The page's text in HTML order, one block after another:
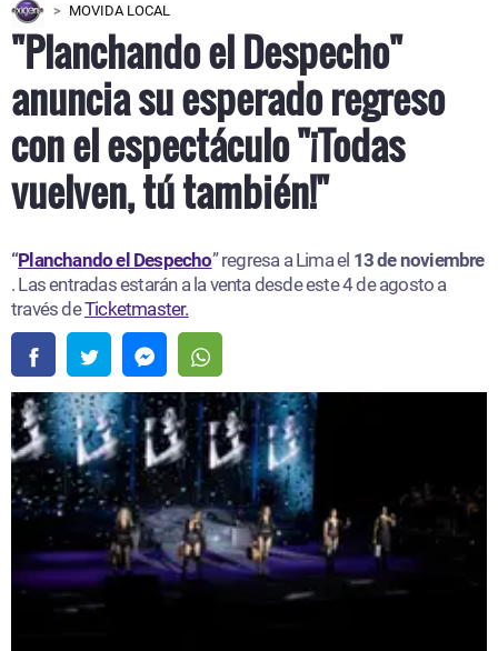
MOVIDA LOCAL
"Planchando el Despecho"
anuncia su esperado regreso
con el espectáculo "¡Todas
vuelven, tú también!"
“Planchando el Despecho” regresa a Lima el 13 de noviembre
. Las entradas estarán a la venta desde este 4 de agosto a
través deTicketmaster.